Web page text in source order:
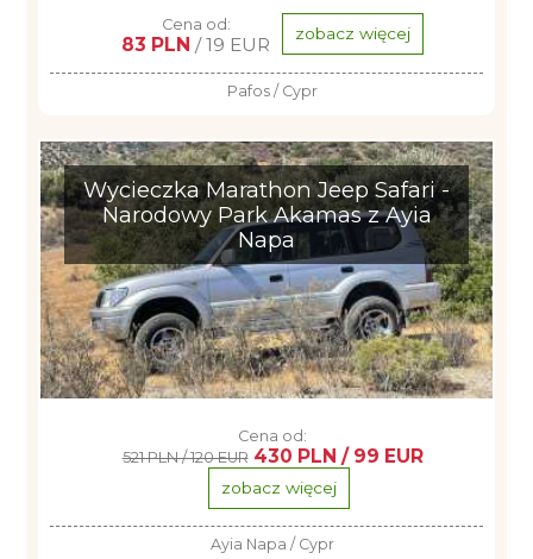
Cena od:
83 PLN / 19 EUR zobacz więcej
Pafos / Cypr
Wycieczka Marathon Jeep Safari -
Narodowy Park Akamas z Ayia
Napa
Cena od:
521 PLN / 120 EUR 430 PLN / 99 EUR
zobacz więcej
Ayia Napa / Cypr